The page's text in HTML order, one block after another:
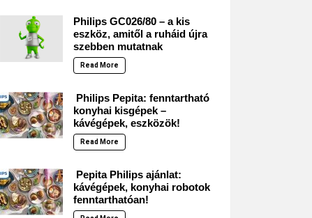
Philips GC026/80 – a kis
eszköz, amitől a ruháid újra
szebben mutatnak
Read More
Philips Pepita: fenntartható
konyhai kisgépek –
kávégépek, eszközök!
Read More
Pepita Philips ajánlat:
kávégépek, konyhai robotok
fenntarthatóan!